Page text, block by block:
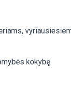
kokybę.